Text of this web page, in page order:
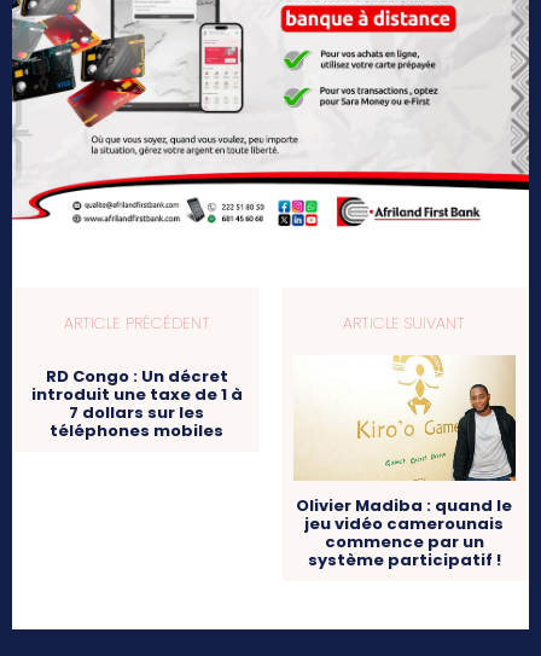
ARTICLE PRÉCÉDENT
RD Congo : Un décret
introduit une taxe de 1 à
7 dollars sur les
téléphones mobiles
ARTICLE SUIVANT
Olivier Madiba : quand le
jeu vidéo camerounais
commence par un
système participatif !